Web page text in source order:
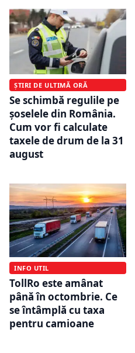
ȘTIRI DE ULTIMĂ ORĂ
Se schimbă regulile pe
șoselele din România.
Cum vor fi calculate
taxele de drum de la 31
august
INFO UTIL
TollRo este amânat
până în octombrie. Ce
se întâmplă cu taxa
pentru camioane